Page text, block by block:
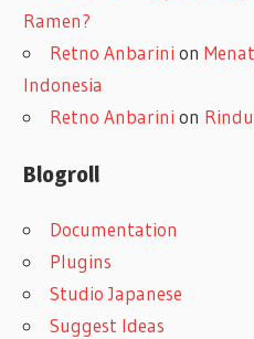
Ramen?
Retno Anbarini on
Indonesia
Retno Anbarini on
Blogroll
Documentation
Plugins
Studio Japanese
Suggest Ideas